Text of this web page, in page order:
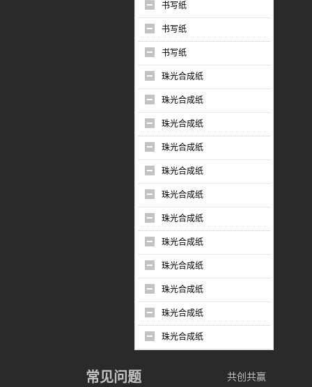
书写纸
书写纸
书写纸
珠光合成纸
珠光合成纸
珠光合成纸
珠光合成纸
珠光合成纸
珠光合成纸
珠光合成纸
珠光合成纸
珠光合成纸
珠光合成纸
珠光合成纸
珠光合成纸
常见问题 共创共赢